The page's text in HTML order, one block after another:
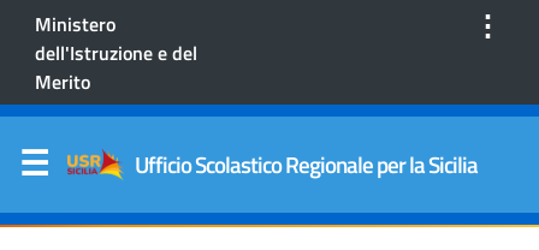
Ministero
dell'Istruzione e del
Merito
⋮
Ufficio Scolastico Regionale per la Sicilia